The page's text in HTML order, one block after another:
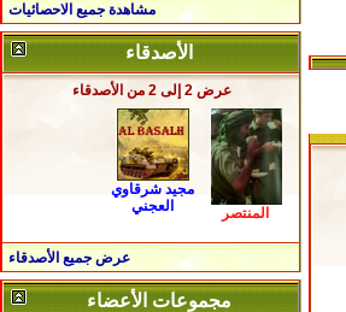
مشاهدة جميع الاحصائيات
الأصدقاء
عرض 2 إلى 2 من الأصدقاء
المنتصر
مجيد شرقاوي
العجني
عرض جميع الأصدقاء
مجموعات الأعضاء